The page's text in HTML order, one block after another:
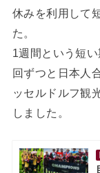
休みを利用して
た。
1週間という短
回ずつと日本人
ッセルドルフ観
しました。